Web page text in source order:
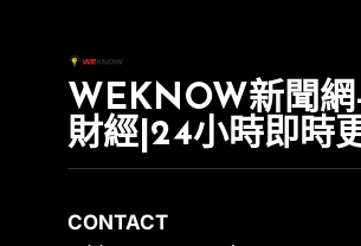
WEKNOW新聞網
財經|24小時即時
CONTACT